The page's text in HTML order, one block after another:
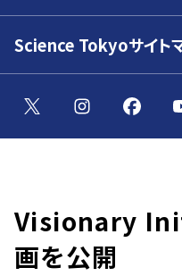
Science Tokyoサイト
Visionary
画を公開